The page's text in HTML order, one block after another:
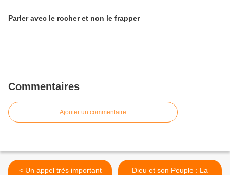
Parler avec le rocher et non le frapper
Commentaires
Ajouter un commentaire
< Un appel très important
Dieu et son Peuple : La